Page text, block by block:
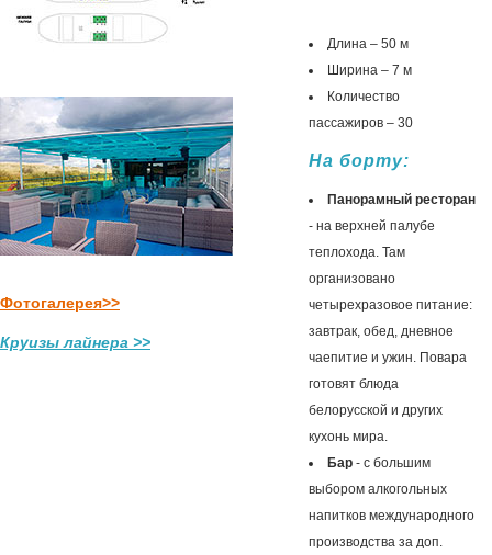
Фотогалерея>>
Круизы лайнера >>
Длина – 50 м
Ширина – 7 м
Количество
пассажиров – 30
На борту:
Панорамный ресторан
- на верхней палубе
теплохода. Там
организовано
четырехразовое питание:
завтрак, обед, дневное
чаепитие и ужин. Повара
готовят блюда
белорусской и других
кухонь мира.
Бар - с большим
выбором алкогольных
напитков международного
производства за доп.